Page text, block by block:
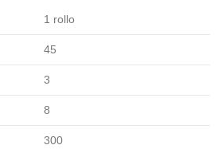
1 rollo
45
3
8
300